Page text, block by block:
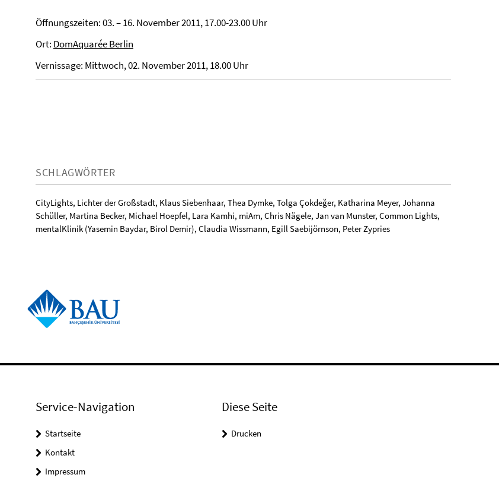
Öffnungszeiten: 03. – 16. November 2011, 17.00-23.00 Uhr
Ort: DomAquarée Berlin
Vernissage: Mittwoch, 02. November 2011, 18.00 Uhr
SCHLAGWÖRTER
CityLights, Lichter der Großstadt, Klaus Siebenhaar, Thea Dymke, Tolga Çokdeğer, Katharina Meyer, Johanna
Schüller, Martina Becker, Michael Hoepfel, Lara Kamhi, miAm, Chris Nägele, Jan van Munster, Common Lights,
mentalKlinik (Yasemin Baydar, Birol Demir), Claudia Wissmann, Egill Saebijörnson, Peter Zypries
Service-Navigation
Startseite
Kontakt
Impressum
Diese Seite
Drucken